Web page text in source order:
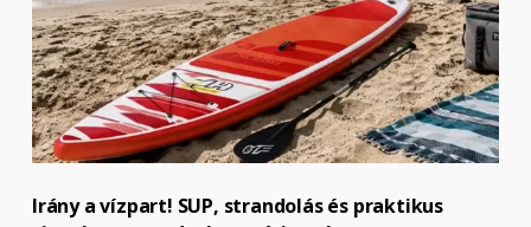
Irány a vízpart! SUP, strandolás és praktikus